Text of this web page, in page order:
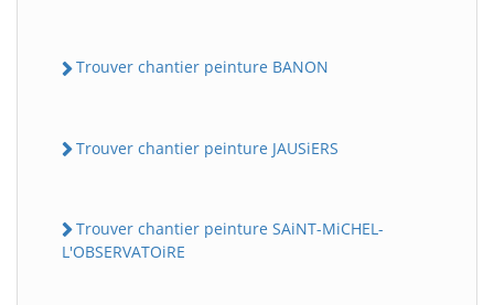
Trouver chantier peinture BANON
Trouver chantier peinture JAUSiERS
Trouver chantier peinture SAiNT-MiCHEL-
L'OBSERVATOiRE